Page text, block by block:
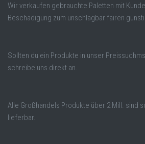
Wir verkaufen gebrauchte Paletten mit
Beschädigung zum unschlagbar fairen
Sollten du ein Produkte in unser
schreibe uns direkt an.
Alle Großhandels Produkte über 2 Mill. sind
lieferbar.